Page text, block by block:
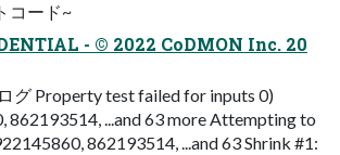
コード~
- © 2022 CoDMON Inc. 20
グ Property test failed for inputs 0)
862193514, ...and 63 more Attempting to
862193514, ...and 63 Shrink #1: